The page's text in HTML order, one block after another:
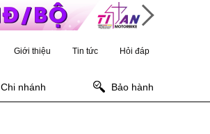
Giới thiệu Tin tức Hỏi đáp
Chi nhánh Bảo hành